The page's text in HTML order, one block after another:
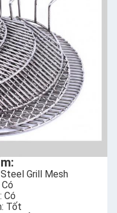
Grill Mesh
Có
Tốt